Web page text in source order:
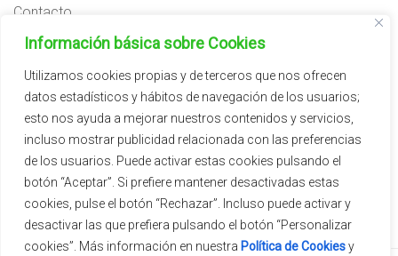
Información básica sobre Cookies
Utilizamos cookies propias y de terceros que nos ofrecen
datos estadísticos y hábitos de navegación de los usuarios;
esto nos ayuda a mejorar nuestros contenidos y servicios,
incluso mostrar publicidad relacionada con las preferencias
de los usuarios. Puede activar estas cookies pulsando el
botón “Aceptar”. Si prefiere mantener desactivadas estas
cookies, pulse el botón “Rechazar”. Incluso puede activar y
desactivar las que prefiera pulsando el botón “Personalizar
cookies”. Más información en nuestra Política de Cookiesy
Contacto
Preguntas frecuentes
Subvenciones